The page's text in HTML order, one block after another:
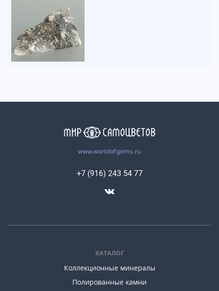
www.worldofgems.ru
КАТАЛОГ
Коллекционные минералы
Полированные камни
+7 (916) 243 54 77